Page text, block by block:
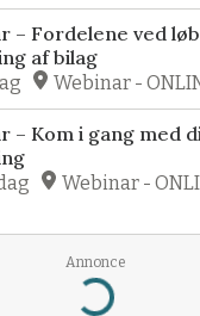
– Fordelene ved
af bilag
Webinar -
– Kom i gang med
Webinar -
Annonce